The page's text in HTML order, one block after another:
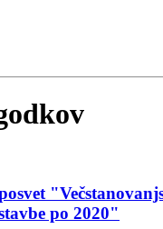
po 2020"